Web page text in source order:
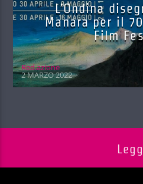
L’Ondina
Manara per il
Film
Red.azione
2 MARZO 2022